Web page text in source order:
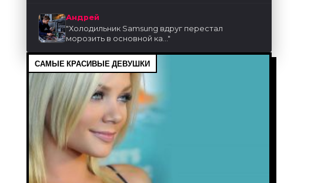
Андрей
"Холодильник Samsung вдруг перестал
морозить в основной ка..."
САМЫЕ КРАСИВЫЕ ДЕВУШКИ